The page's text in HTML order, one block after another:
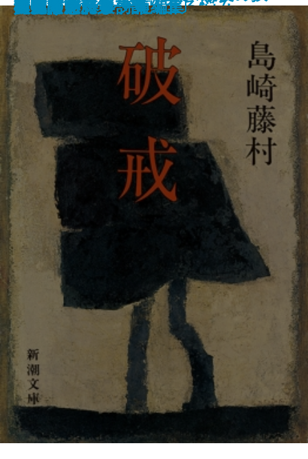
春の城
桜の実の熟する時
千曲川のスケッチ
拶
人間の土地
クヌルプ
夜明け前 第二部〔下〕
夜明け前 第二部〔上〕
小さき者へ・生れ出づる悩み
哲学入門
破戒
夜明け前 第一部〔上〕
夜明け前 第一部〔下〕
肉体の悪魔
青春は美わし
コクトー詩集
アポリネール詩集
人生論ノート
異邦人
スタインベック短編集